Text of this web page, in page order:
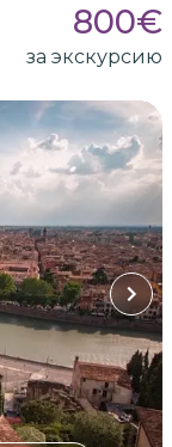
800€
за экскурсию